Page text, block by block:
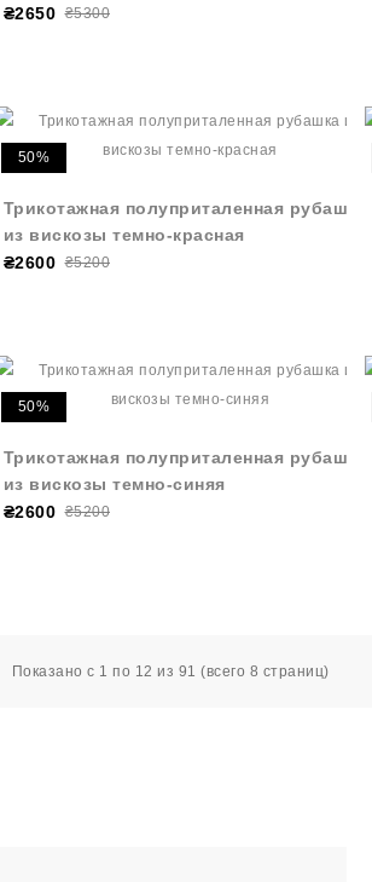
₴2650 ₴5300
50%
Трикотажная полуприталенная рубашка
из вискозы темно-красная
₴2600 ₴5200
50%
Трикотажная полуприталенная рубашка
из вискозы темно-синяя
₴2600 ₴5200
Показано с 1 по 12 из 91 (всего 8 страниц)